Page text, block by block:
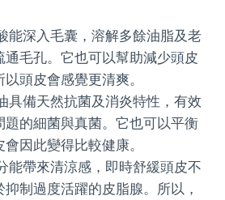
能深入毛囊，溶解多餘油脂及老
通毛孔。它也可以幫助減少頭皮
頭皮會感覺更清爽。
具備天然抗菌及消炎特性，有效
題的細菌與真菌。它也可以平衡
因此變得比較健康。
能帶來清涼感，即時舒緩頭皮不
制過度活躍的皮脂腺。所以，